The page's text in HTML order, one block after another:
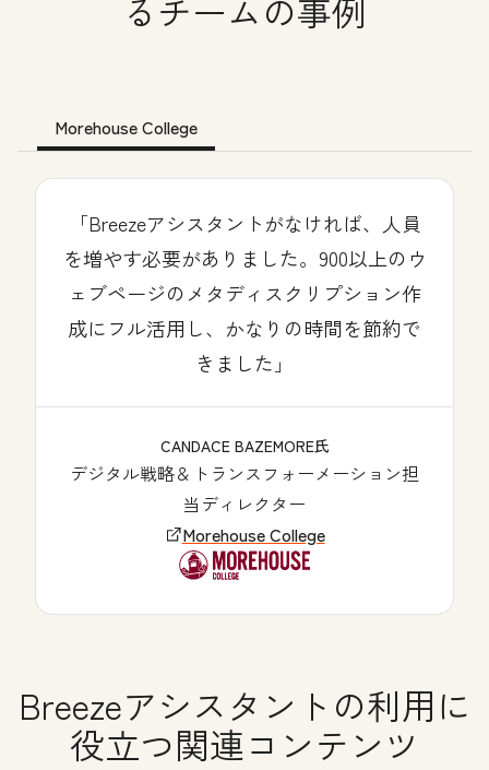
るチームの事例
Morehouse College
「Breezeアシスタントがなければ、人員
を増やす必要がありました。900以上のウ
ェブページのメタディスクリプション作
成にフル活用し、かなりの時間を節約で
きました」
CANDACE BAZEMORE氏
デジタル戦略＆トランスフォーメーション担
当ディレクター
Morehouse College
Breezeアシスタントの利用に
役立つ関連コンテンツ